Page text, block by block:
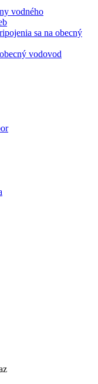
vodného
sa na obecný
vodovod